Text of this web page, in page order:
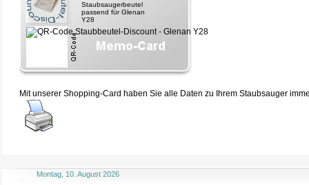
Staubsaugerbeutel
passend für Glenan
Y28
Mit unserer Shopping-Card haben Sie alle Daten zu Ihrem Staubsauger
Montag, 10. August 2026